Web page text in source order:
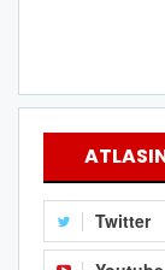
Twitter